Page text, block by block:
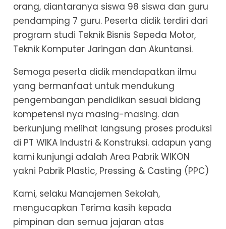
orang, diantaranya siswa 98 siswa dan guru
pendamping 7 guru. Peserta didik terdiri dari
program studi Teknik Bisnis Sepeda Motor,
Teknik Komputer Jaringan dan Akuntansi.
Semoga peserta didik mendapatkan ilmu
yang bermanfaat untuk mendukung
pengembangan pendidikan sesuai bidang
kompetensi nya masing-masing. dan
berkunjung melihat langsung proses produksi
di PT WIKA Industri & Konstruksi. adapun yang
kami kunjungi adalah Area Pabrik WIKON
yakni Pabrik Plastic, Pressing & Casting (PPC)
Kami, selaku Manajemen Sekolah,
mengucapkan Terima kasih kepada
pimpinan dan semua jajaran atas